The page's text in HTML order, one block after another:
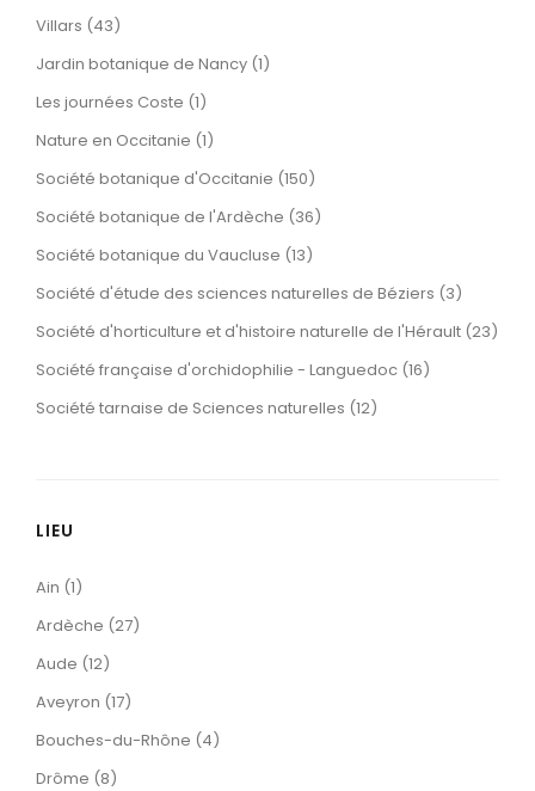
Villars (43)
Jardin botanique de Nancy (1)
Les journées Coste (1)
Nature en Occitanie (1)
Société botanique d'Occitanie (150)
Société botanique de l'Ardèche (36)
Société botanique du Vaucluse (13)
Société d'étude des sciences naturelles de Béziers (3)
Société d'horticulture et d'histoire naturelle de l'Hérault (23)
Société française d'orchidophilie - Languedoc (16)
Société tarnaise de Sciences naturelles (12)
LIEU
Ain (1)
Ardèche (27)
Aude (12)
Aveyron (17)
Bouches-du-Rhône (4)
Drôme (8)